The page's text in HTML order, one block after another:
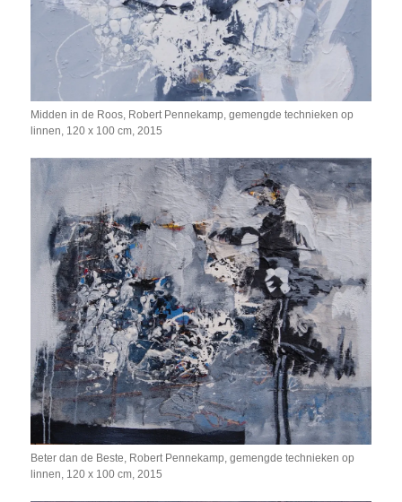
Midden in de Roos, Robert Pennekamp, gemengde technieken op
linnen, 120 x 100 cm, 2015
Beter dan de Beste, Robert Pennekamp, gemengde technieken op
linnen, 120 x 100 cm, 2015